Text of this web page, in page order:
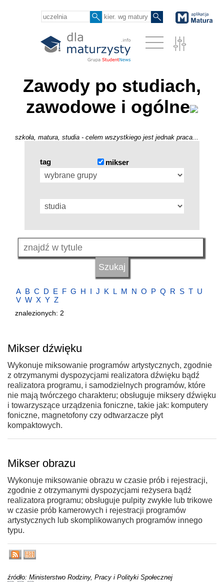
Zawody po studiach,
zawodowe i ogólne
szkoła, matura, studia - celem wszystkiego jest jednak praca...
tag mikser
A B C D E F G H I J K L M N O P Q R S T U
V W X Y Z
znalezionych: 2
Mikser dźwięku
Wykonuje miksowanie programów artystycznych, zgodnie
z otrzymanymi dyspozycjami realizatora dźwięku bądź
realizatora programu, i samodzielnych programów, które
nie mają twórczego charakteru; obsługuje miksery dźwięku
i towarzyszące urządzenia foniczne, takie jak: komputery
foniczne, magnetofony czy odtwarzacze płyt
kompaktowych.
Mikser obrazu
Wykonuje miksowanie obrazu w czasie prób i rejestracji,
zgodnie z otrzymanymi dyspozycjami reżysera bądź
realizatora programu; obsługuje pulpity zwykłe lub trikowe
w czasie prób kamerowych i rejestracji programów
artystycznych lub skomplikowanych programów innego
typu.
źródło: Ministerstwo Rodziny, Pracy i Polityki Społecznej